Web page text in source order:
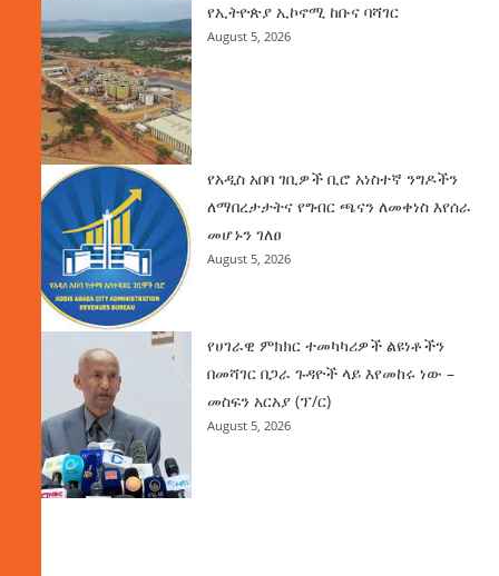
የኢትዮጵያ ኢኮኖሚ ከቡና ባሻገር
August 5, 2026
የአዲስ አበባ ገቢዎች ቢሮ አነስተኛ ንግዶችን
ለማበረታታትና የግብር ጫናን ለመቀነስ እየሰራ
መሆኑን ገለፀ
August 5, 2026
የሀገራዊ ምክክር ተመካካሪዎች ልዩነቶችን
በመሻገር በጋራ ጉዳዮች ላይ እየመከሩ ነው –
መስፍን አርአያ (ፕ/ር)
August 5, 2026